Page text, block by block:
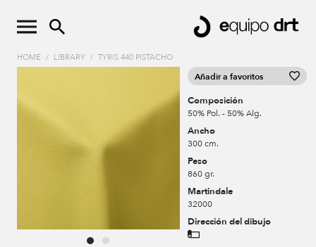
HOME / LIBRARY / TYRIS 440 PISTACHO
Añadir a favoritos
Composición
50% Pol. - 50% Alg.
Ancho
300 cm.
Peso
860 gr.
Martindale
32000
Dirección del dibujo